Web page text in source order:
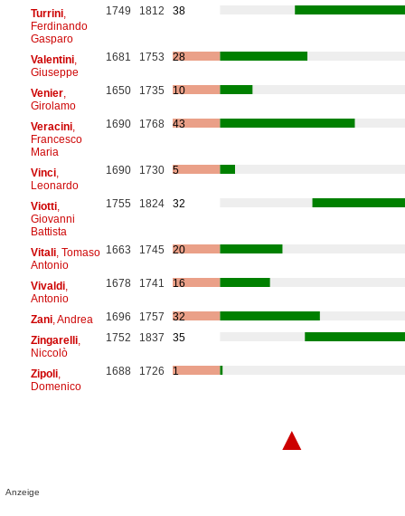
Turrini,
Ferdinando
Gasparo
1749 1812 38
Valentini,
Giuseppe
1681 1753 28
Venier,
Girolamo
1650 1735 10
Veracini,
Francesco
Maria
1690 1768 43
Vinci,
Leonardo
1690 1730 5
Viotti,
Giovanni
Battista
1755 1824 32
Vitali, Tomaso
Antonio
1663 1745 20
Vivaldi,
Antonio
1678 1741 16
Zani, Andrea 1696 1757
32
Zingarelli,
Niccolò
1752 1837 35
Zipoli,
Domenico
1688 1726 1
▲
Anzeige